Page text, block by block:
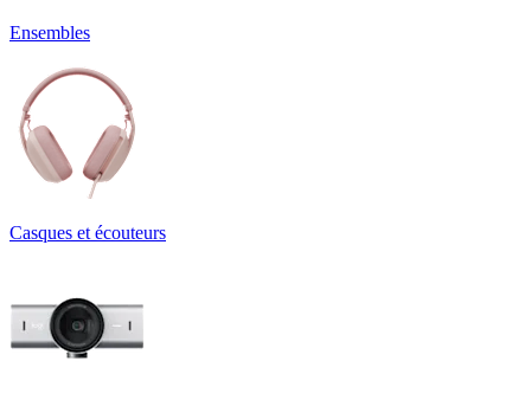
Ensembles
Casques et écouteurs